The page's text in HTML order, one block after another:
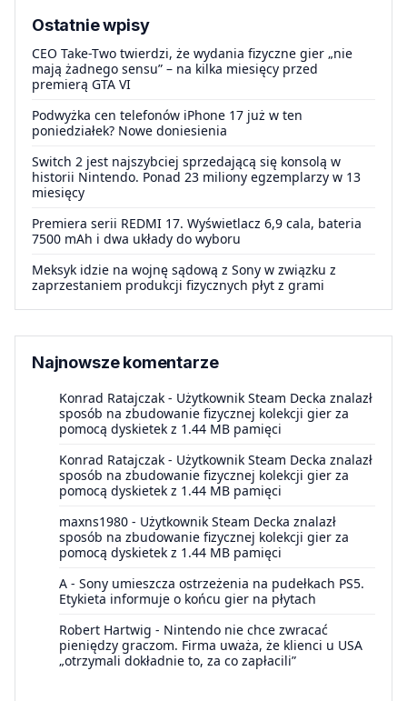
Ostatnie wpisy
CEO Take-Two twierdzi, że wydania fizyczne gier „nie
mają żadnego sensu” – na kilka miesięcy przed
premierą GTA VI
Podwyżka cen telefonów iPhone 17 już w ten
poniedziałek? Nowe doniesienia
Switch 2 jest najszybciej sprzedającą się konsolą w
historii Nintendo. Ponad 23 miliony egzemplarzy w 13
miesięcy
Premiera serii REDMI 17. Wyświetlacz 6,9 cala, bateria
7500 mAh i dwa układy do wyboru
Meksyk idzie na wojnę sądową z Sony w związku z
zaprzestaniem produkcji fizycznych płyt z grami
Najnowsze komentarze
Konrad Ratajczak - Użytkownik Steam Decka znalazł
sposób na zbudowanie fizycznej kolekcji gier za
pomocą dyskietek z 1.44 MB pamięci
Konrad Ratajczak - Użytkownik Steam Decka znalazł
sposób na zbudowanie fizycznej kolekcji gier za
pomocą dyskietek z 1.44 MB pamięci
maxns1980 - Użytkownik Steam Decka znalazł
sposób na zbudowanie fizycznej kolekcji gier za
pomocą dyskietek z 1.44 MB pamięci
A - Sony umieszcza ostrzeżenia na pudełkach PS5.
Etykieta informuje o końcu gier na płytach
Robert Hartwig - Nintendo nie chce zwracać
pieniędzy graczom. Firma uważa, że klienci u USA
„otrzymali dokładnie to, za co zapłacili”